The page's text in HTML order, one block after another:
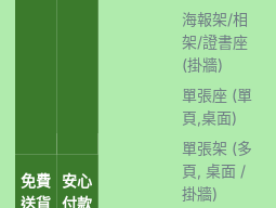
免費
送貨
安心
付款
海報架/相
架/證書座
(掛牆)
單張座 (單
頁,桌面)
單張架 (多
頁, 桌面 /
掛牆)